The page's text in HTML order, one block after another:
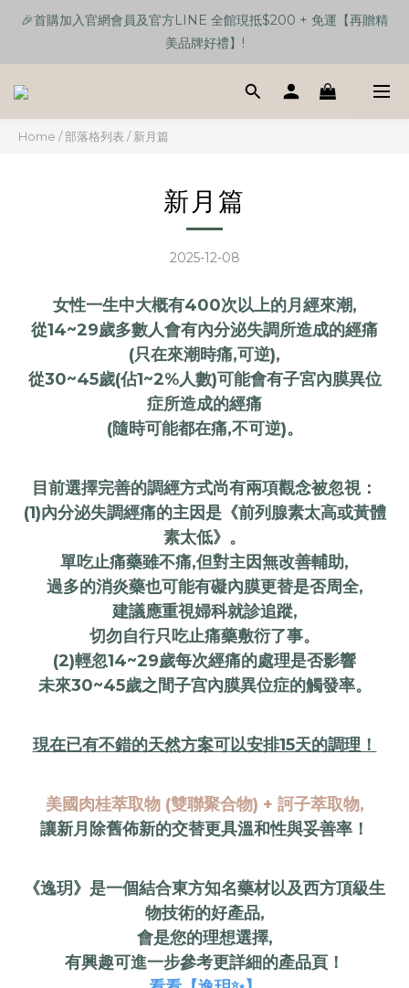
🎉首購加入官網會員及官方LINE 全館現抵$200 + 免運【再贈精
美品牌好禮】!
🎉首購加入官網會員及官方LINE 全館現抵$200 + 免運【再贈精
美品牌好禮】!
【任選單品3樣】贈送 品牌馬卡龍色手機支架伸縮三合一數據線💕
🎉首購加入官網會員及官方LINE 全館現抵$200 + 免運【再贈精
Home /部落格列表 /新月篇
新月篇
2025-12-08
女性一生中大概有400次以上的月經來潮,
從14~29歲多數人會有內分泌失調所造成的經痛
(只在來潮時痛,可逆),
從30~45歲(佔1~2%人數)可能會有子宮內膜異位
症所造成的經痛
(隨時可能都在痛,不可逆)。
目前選擇完善的調經方式尚有兩項觀念被忽視：
(1)內分泌失調經痛的主因是《前列腺素太高或黃體
素太低》。
單吃止痛藥雖不痛,但對主因無改善輔助,
過多的消炎藥也可能有礙內膜更替是否周全,
建議應重視婦科就診追蹤,
切勿自行只吃止痛藥敷衍了事。
(2)輕忽14~29歲每次經痛的處理是否影響
未來30~45歲之間子宫內膜異位症的觸發率。
現在已有不錯的天然方案可以安排15天的調理！
美國肉桂萃取物 (雙聯聚合物) + 訶子萃取物,
讓新月除舊佈新的交替更具溫和性與妥善率！
《逸玥》是一個結合東方知名藥材以及西方頂級生
物技術的好產品,
會是您的理想選擇,
有興趣可進一步參考更詳細的產品頁！